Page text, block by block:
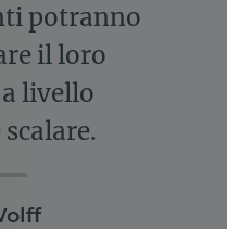
potranno
il loro
livello